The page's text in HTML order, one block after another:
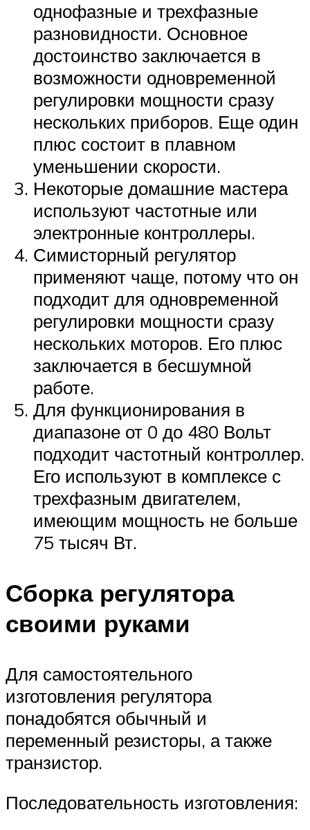
однофазные и трехфазные
разновидности. Основное
достоинство заключается в
возможности одновременной
регулировки мощности сразу
нескольких приборов. Еще один
плюс состоит в плавном
уменьшении скорости.
Некоторые домашние мастера
используют частотные или
электронные контроллеры.
Симисторный регулятор
применяют чаще, потому что он
подходит для одновременной
регулировки мощности сразу
нескольких моторов. Его плюс
заключается в бесшумной
работе.
Для функционирования в
диапазоне от 0 до 480 Вольт
подходит частотный контроллер.
Его используют в комплексе с
трехфазным двигателем,
имеющим мощность не больше
75 тысяч Вт.
Сборка регулятора
своими руками
Для самостоятельного
изготовления регулятора
понадобятся обычный и
переменный резисторы, а также
транзистор.
Последовательность изготовления: